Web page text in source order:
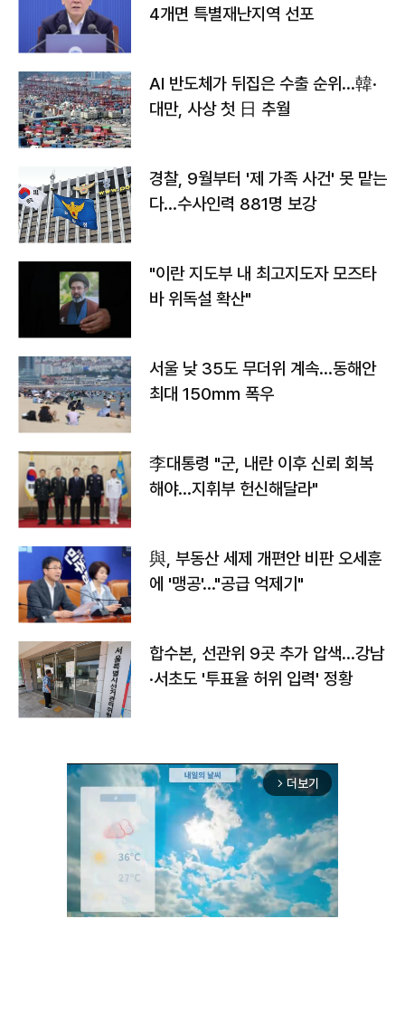
4개면 특별재난지역 선포
AI 반도체가 뒤집은 수출 순위…韓·
대만, 사상 첫 日 추월
경찰, 9월부터 '제 가족 사건' 못 맡는
다…수사인력 881명 보강
"이란 지도부 내 최고지도자 모즈타
바 위독설 확산"
서울 낮 35도 무더위 계속…동해안
최대 150㎜ 폭우
李대통령 "군, 내란 이후 신뢰 회복
해야…지휘부 헌신해달라"
與, 부동산 세제 개편안 비판 오세훈
에 '맹공'…"공급 억제기"
합수본, 선관위 9곳 추가 압색…강남
·서초도 '투표율 허위 입력' 정황
arrow_forward_ios 더보기